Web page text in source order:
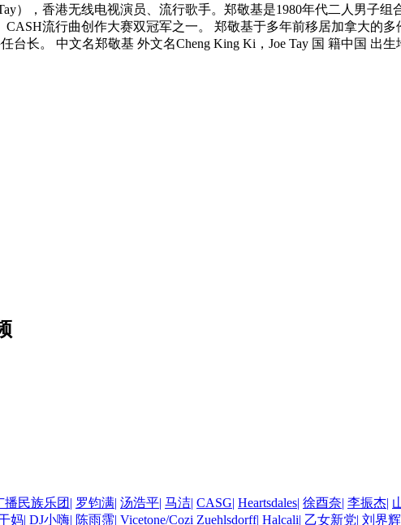
），香港无线电视演员、流行歌手。郑敬基是1980年代二人男子
CASH流行曲创作大赛双冠军之一。 郑敬基于多年前移居加拿大的
台长。 中文名郑敬基 外文名Cheng King Ki，Joe Tay 国 籍中国 出
播民族乐团 | 罗钧满| 汤浩平| 马洁| CASG| Heartsdales| 徐酉奈| 李振杰|
妈| DJ小嗨| 陈雨霈| Vicetone/Cozi Zuehlsdorff| Halcali| 乙女新党| 刘界辉